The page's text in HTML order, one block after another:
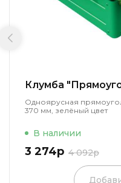
Клумба
Одноярусная
370 мм, зелёный цвет
В наличии
3 274р 4 092р